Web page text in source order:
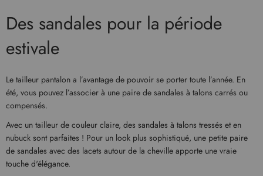
Des sandales pour la période
estivale
Le tailleur pantalon a l’avantage de pouvoir se porter toute l’année. En
été, vous pouvez l’associer à une paire de sandales à talons carrés ou
compensés.
Avec un tailleur de couleur claire, des sandales à talons tressés et en
nubuck sont parfaites ! Pour un look plus sophistiqué, une petite paire
de sandales avec des lacets autour de la cheville apporte une vraie
touche d'élégance.